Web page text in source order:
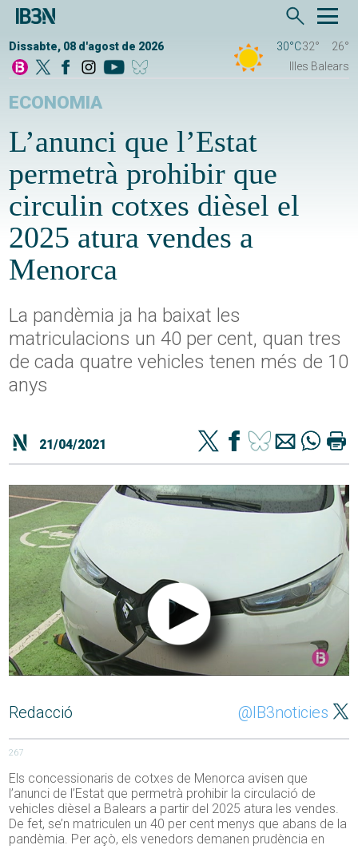
Dissabte, 08 d'agost de 2026 30°C32°
26°
Illes Balears
ECONOMIA
L’anunci que l’Estat
permetrà prohibir que
circulin cotxes dièsel el
2025 atura vendes a
Menorca
La pandèmia ja ha baixat les
matriculacions un 40 per cent, quan tres
de cada quatre vehicles tenen més de 10
anys
21/04/2021
Redacció @IB3noticies
267
Els concessionaris de cotxes de Menorca avisen que
l’anunci de l’Estat que permetrà prohibir la circulació de
vehicles dièsel a Balears a partir del 2025 atura les vendes.
De fet, se’n matriculen un 40 per cent menys que abans de la
pandèmia. Per açò, els venedors demanen prudència en